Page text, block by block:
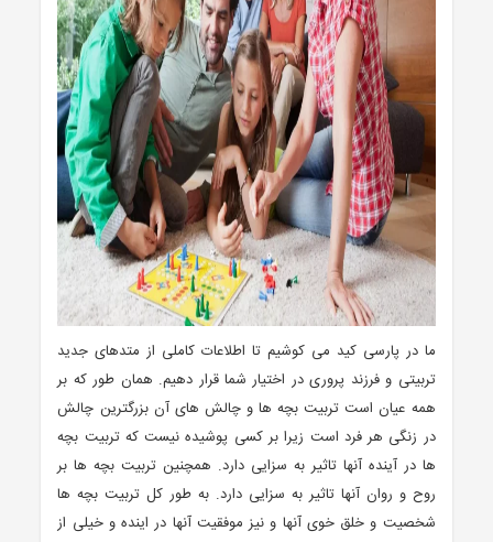
ما در پارسی کید می کوشیم تا اطلاعات کاملی از متدهای جدید
تربیتی و فرزند پروری در اختیار شما قرار دهیم. همان طور که بر
همه عیان است تربیت بچه ها و چالش های آن بزرگترین چالش
در زنگی هر فرد است زیرا بر کسی پوشیده نیست که تربیت بچه
ها در آینده آنها تاثیر به سزایی دارد. همچنین تربیت بچه ها بر
روح و روان آنها تاثیر به سزایی دارد. به طور کل تربیت بچه ها
شخصیت و خلق خوی آنها و نیز موفقیت آنها در اینده و خیلی از